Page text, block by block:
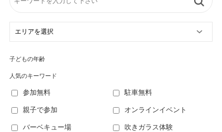
子どもの年齢
人気のキーワード
参加無料 駐車無料
親子で参加 オンラインイベント
バーベキュー場 吹きガラス体験